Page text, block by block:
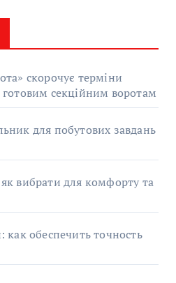
скорочує терміни
готовим секційним воротам
для побутових завдань
вибрати для комфорту та
обеспечить точность